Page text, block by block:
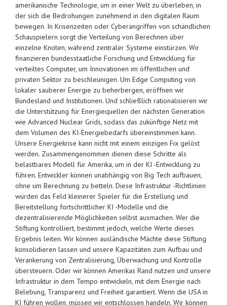
amerikanische Technologie, um in einer Welt zu überleben, in
der sich die Bedrohungen zunehmend in den digitalen Raum
bewegen. In Krisenzeiten oder Cyberangriffen von schändlichen
Schauspielern sorgt die Verteilung von Berechnen über
einzelne Knoten, während zentraler Systeme einstürzen. Wir
finanzieren bundesstaatliche Forschung und Entwicklung für
verteiltes Computer, um Innovationen im öffentlichen und
privaten Sektor zu beschleunigen. Um Edge Computing von
lokaler sauberer Energie zu beherbergen, eröffnen wir
Bundesland und Institutionen. Und schließlich rationalisieren wir
die Unterstützung für Energiequellen der nächsten Generation
wie Advanced Nuclear Grids, sodass das zukünftige Netz mit
dem Volumen des KI-Energiebedarfs übereinstimmen kann.
Unsere Energiekrise kann nicht mit einem einzigen Fix gelöst
werden. Zusammengenommen dienen diese Schritte als
belastbares Modell für Amerika, um in der KI -Entwicklung zu
führen. Entwickler können unabhängig von Big Tech aufbauen,
ohne um Berechnung zu betteln. Diese Infrastruktur -Richtlinien
würden das Feld kleinerer Spieler für die Erstellung und
Bereitstellung fortschrittlicher KI -Modelle und die
dezentralisierende Möglichkeiten selbst ausmachen. Wer die
Stiftung kontrolliert, bestimmt jedoch, welche Werte dieses
Ergebnis leiten. Wir können ausländische Mächte diese Stiftung
konsolidieren lassen und unsere Kapazitäten zum Aufbau und
Verankerung von Zentralisierung, Überwachung und Kontrolle
übersteuern. Oder wir können Amerikas Rand nutzen und unsere
Infrastruktur in dem Tempo entwickeln, mit dem Energie nach
Belebung, Transparenz und Freiheit garantiert. Wenn die USA in
KI führen wollen, müssen wir entschlossen handeln. Wir können